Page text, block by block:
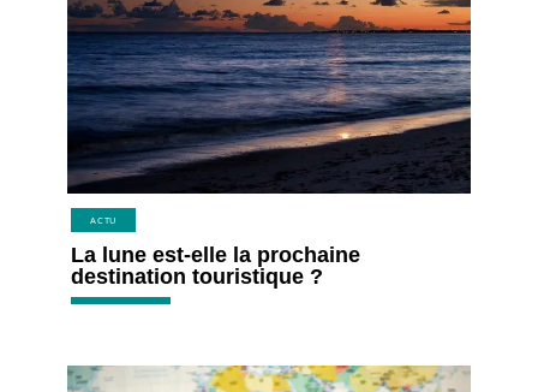
ACTU
La lune est-elle la prochaine
destination touristique ?